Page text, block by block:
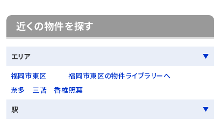
近くの物件を探す
エリア
福岡市東区
福岡市東区の物件ライブラリーへ
奈多
三苫
香椎照葉
駅